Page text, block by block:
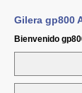
Gilera gp800
Bienvenido